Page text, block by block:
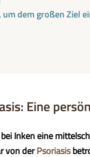
dem großen Ziel
Eine
Inken eine
von derPsoriasis